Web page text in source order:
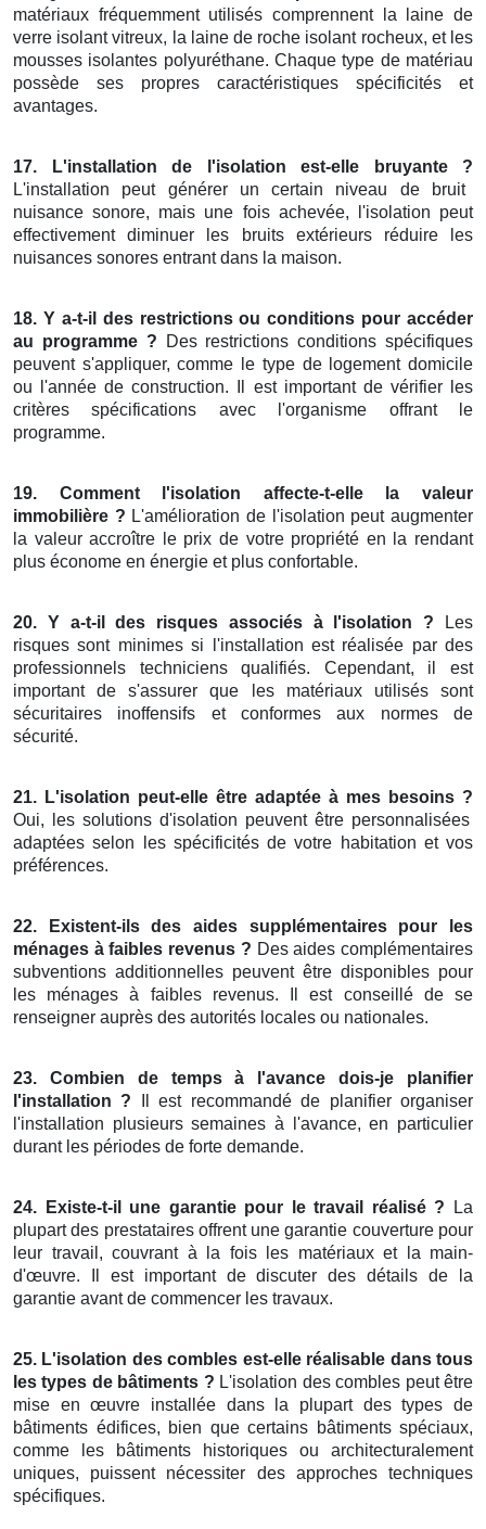
matériaux fréquemment utilisés comprennent la laine de
verre isolant vitreux, la laine de roche isolant rocheux, et les
mousses isolantes polyuréthane. Chaque type de matériau
possède ses propres caractéristiques spécificités et
avantages.
17. L'installation de l'isolation est-elle bruyante ?
L'installation peut générer un certain niveau de bruit
nuisance sonore, mais une fois achevée, l'isolation peut
effectivement diminuer les bruits extérieurs réduire les
nuisances sonores entrant dans la maison.
18. Y a-t-il des restrictions ou conditions pour accéder
au programme ? Des restrictions conditions spécifiques
peuvent s'appliquer, comme le type de logement domicile
ou l'année de construction. Il est important de vérifier les
critères spécifications avec l'organisme offrant le
programme.
19. Comment l'isolation affecte-t-elle la valeur
immobilière ? L'amélioration de l'isolation peut augmenter
la valeur accroître le prix de votre propriété en la rendant
plus économe en énergie et plus confortable.
20. Y a-t-il des risques associés à l'isolation ? Les
risques sont minimes si l'installation est réalisée par des
professionnels techniciens qualifiés. Cependant, il est
important de s'assurer que les matériaux utilisés sont
sécuritaires inoffensifs et conformes aux normes de
sécurité.
21. L'isolation peut-elle être adaptée à mes besoins ?
Oui, les solutions d'isolation peuvent être personnalisées
adaptées selon les spécificités de votre habitation et vos
préférences.
22. Existent-ils des aides supplémentaires pour les
ménages à faibles revenus ? Des aides complémentaires
subventions additionnelles peuvent être disponibles pour
les ménages à faibles revenus. Il est conseillé de se
renseigner auprès des autorités locales ou nationales.
23. Combien de temps à l'avance dois-je planifier
l'installation ? Il est recommandé de planifier organiser
l'installation plusieurs semaines à l'avance, en particulier
durant les périodes de forte demande.
24. Existe-t-il une garantie pour le travail réalisé ? La
plupart des prestataires offrent une garantie couverture pour
leur travail, couvrant à la fois les matériaux et la main-
d'œuvre. Il est important de discuter des détails de la
garantie avant de commencer les travaux.
25. L'isolation des combles est-elle réalisable dans tous
les types de bâtiments ? L'isolation des combles peut être
mise en œuvre installée dans la plupart des types de
bâtiments édifices, bien que certains bâtiments spéciaux,
comme les bâtiments historiques ou architecturalement
uniques, puissent nécessiter des approches techniques
spécifiques.